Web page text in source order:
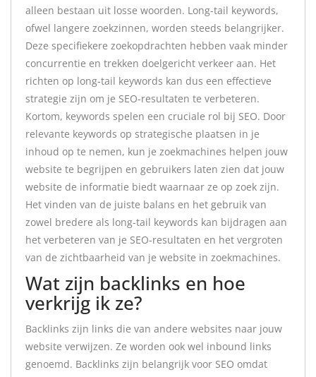
alleen bestaan uit losse woorden. Long-tail keywords,
ofwel langere zoekzinnen, worden steeds belangrijker.
Deze specifiekere zoekopdrachten hebben vaak minder
concurrentie en trekken doelgericht verkeer aan. Het
richten op long-tail keywords kan dus een effectieve
strategie zijn om je SEO-resultaten te verbeteren.
Kortom, keywords spelen een cruciale rol bij SEO. Door
relevante keywords op strategische plaatsen in je
inhoud op te nemen, kun je zoekmachines helpen jouw
website te begrijpen en gebruikers laten zien dat jouw
website de informatie biedt waarnaar ze op zoek zijn.
Het vinden van de juiste balans en het gebruik van
zowel bredere als long-tail keywords kan bijdragen aan
het verbeteren van je SEO-resultaten en het vergroten
van de zichtbaarheid van je website in zoekmachines.
Wat zijn backlinks en hoe
verkrijg ik ze?
Backlinks zijn links die van andere websites naar jouw
website verwijzen. Ze worden ook wel inbound links
genoemd. Backlinks zijn belangrijk voor SEO omdat